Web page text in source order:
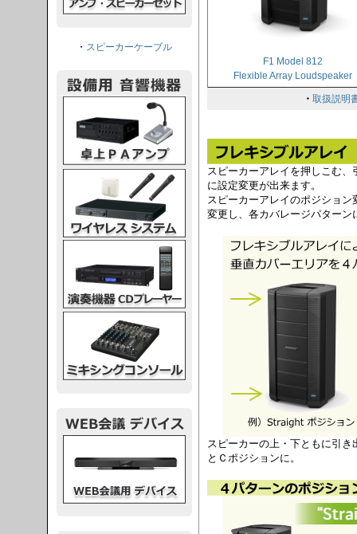
F1 Model 812
Flexible Array Loudspeaker
・ 取扱説明
スピーカーアレイを押しこむ
に設定変更が出来ます。
スピーカーアレイのポジショ
変更し、各カバレージパター
スピーカーの上・下ともに引
とＣポジションに。
・ スピーカーケーブル